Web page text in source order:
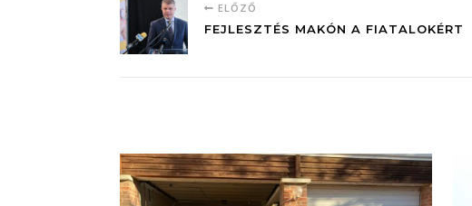
ELŐZŐ
FEJLESZTÉS MAKÓN A FIATALOKÉRT